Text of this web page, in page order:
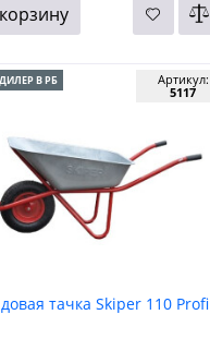
В РБ
тачка Skiper 110 Profi
Артикул:
5117